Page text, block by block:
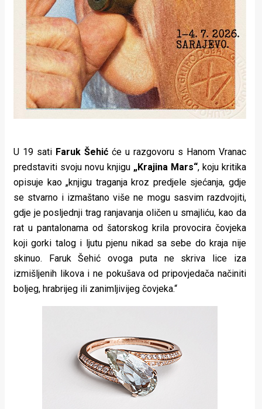
U 19 sati Faruk Šehićće u razgovoru s Hanom Vranac
predstaviti svoju novu knjigu „Krajina Mars“, koju kritika
opisuje kao „knjigu traganja kroz predjele sjećanja, gdje
se stvarno i izmaštano više ne mogu sasvim razdvojiti,
gdje je posljednji trag ranjavanja oličen u smajliću, kao da
rat u pantalonama od šatorskog krila provocira čovjeka
koji gorki talog i ljutu pjenu nikad sa sebe do kraja nije
skinuo. Faruk Šehić ovoga puta ne skriva lice iza
izmišljenih likova i ne pokušava od pripovjedača načiniti
boljeg, hrabrijeg ili zanimljivijeg čovjeka.“